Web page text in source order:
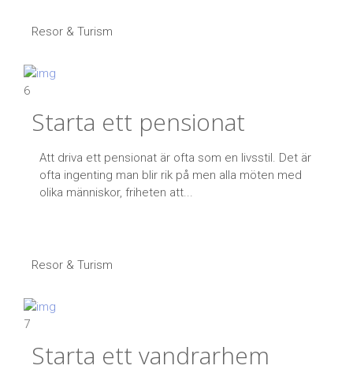
Resor & Turism
6
Starta ett pensionat
Att driva ett pensionat är ofta som en livsstil. Det är
ofta ingenting man blir rik på men alla möten med
olika människor, friheten att...
Resor & Turism
7
Starta ett vandrarhem